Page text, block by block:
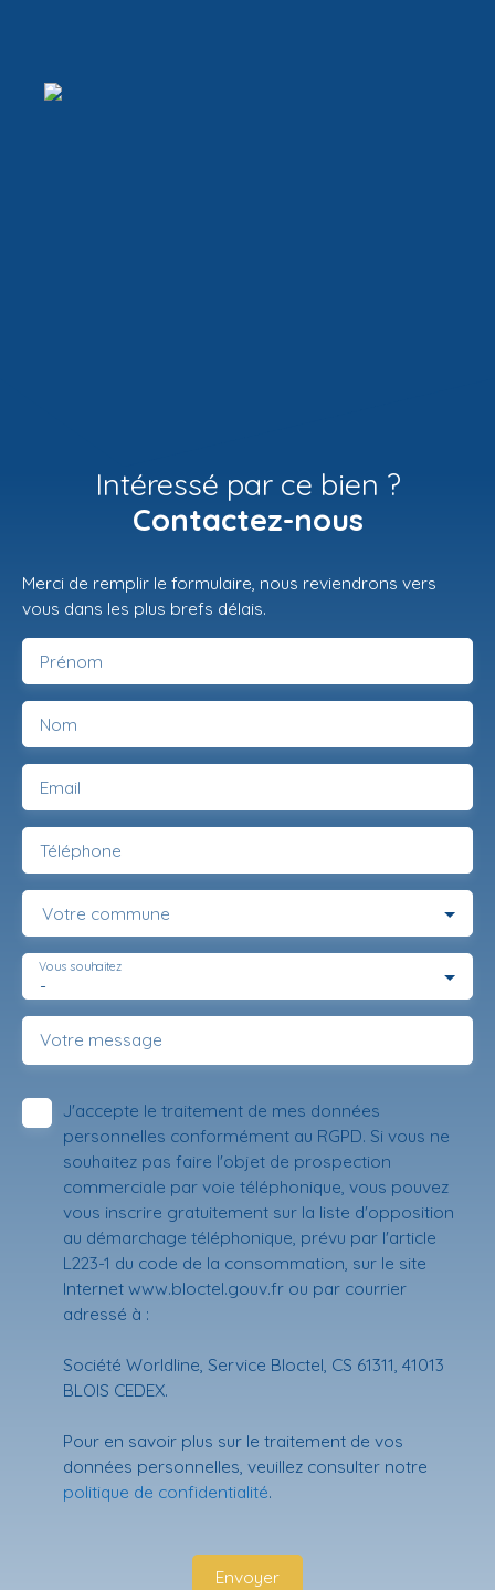
Intéressé par ce bien ?
Contactez-nous
Merci de remplir le formulaire, nous reviendrons vers
vous dans les plus brefs délais.
Prénom
Nom
Email
Téléphone
Votre commune
-
Vous souhaitez
Votre message
J'accepte le traitement de mes données
personnelles conformément au RGPD. Si vous ne
souhaitez pas faire l'objet de prospection
commerciale par voie téléphonique, vous pouvez
vous inscrire gratuitement sur la liste d'opposition
au démarchage téléphonique, prévu par l'article
L223-1 du code de la consommation, sur le site
Internet www.bloctel.gouv.fr ou par courrier
adressé à :
Société Worldline, Service Bloctel, CS 61311, 41013
BLOIS CEDEX.
Pour en savoir plus sur le traitement de vos
données personnelles, veuillez consulter notre
politique de confidentialité.
Envoyer